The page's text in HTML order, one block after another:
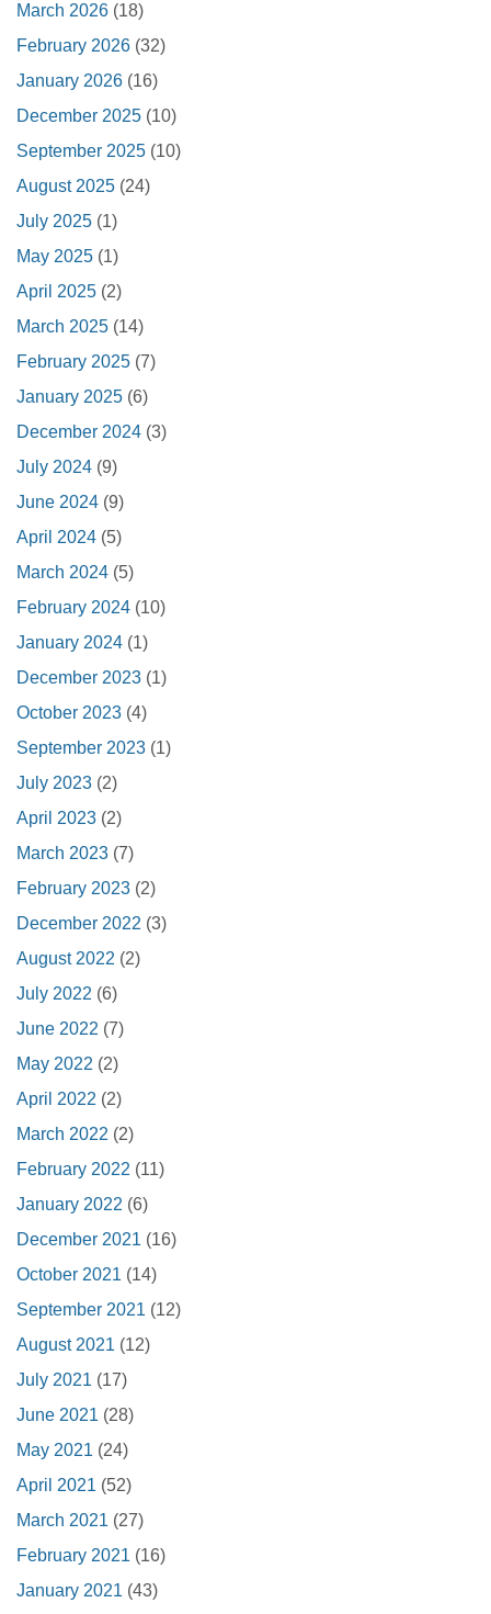
March 2026 (18)
February 2026 (32)
January 2026 (16)
December 2025 (10)
September 2025 (10)
August 2025 (24)
July 2025 (1)
May 2025 (1)
April 2025 (2)
March 2025 (14)
February 2025 (7)
January 2025 (6)
December 2024 (3)
July 2024 (9)
June 2024 (9)
April 2024 (5)
March 2024 (5)
February 2024 (10)
January 2024 (1)
December 2023 (1)
October 2023 (4)
September 2023 (1)
July 2023 (2)
April 2023 (2)
March 2023 (7)
February 2023 (2)
December 2022 (3)
August 2022 (2)
July 2022 (6)
June 2022 (7)
May 2022 (2)
April 2022 (2)
March 2022 (2)
February 2022 (11)
January 2022 (6)
December 2021 (16)
October 2021 (14)
September 2021 (12)
August 2021 (12)
July 2021 (17)
June 2021 (28)
May 2021 (24)
April 2021 (52)
March 2021 (27)
February 2021 (16)
January 2021 (43)